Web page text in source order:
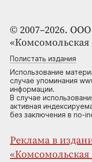
© 2007–2026.
«Комсомольская
Полистать издания
Использование
случае упоминания
информации.
В случае
активная
без заключения в no-
Реклама в
«Комсомольская